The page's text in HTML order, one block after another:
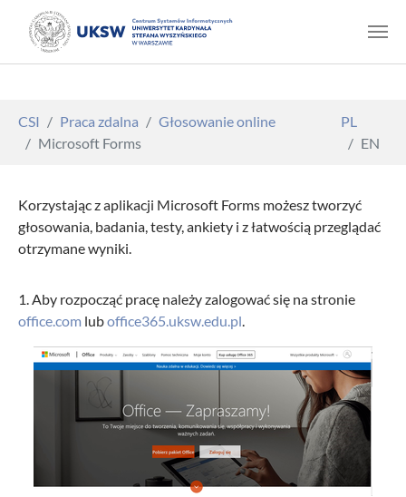
CSI Praca zdalna
Głosowanie online
Microsoft Forms
PL
EN
Korzystając z aplikacji Microsoft Forms możesz tworzyć
głosowania, badania, testy, ankiety i z łatwością przeglądać
otrzymane wyniki.
1. Aby rozpocząć pracę należy zalogować się na stronie
office.com luboffice365.uksw.edu.pl.